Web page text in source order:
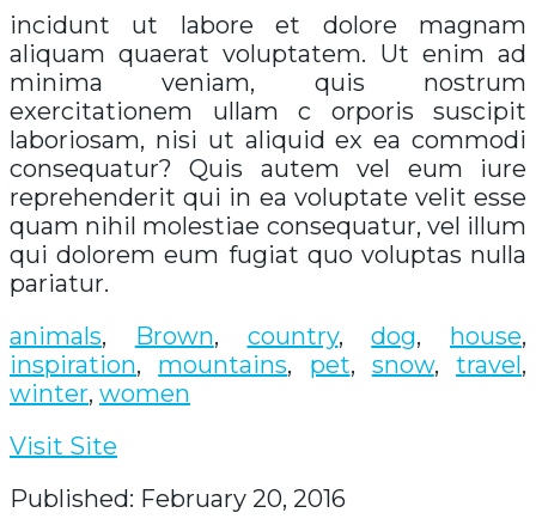
incidunt ut labore et dolore magnam
aliquam quaerat voluptatem. Ut enim ad
minima veniam, quis nostrum
exercitationem ullam c orporis suscipit
laboriosam, nisi ut aliquid ex ea commodi
consequatur? Quis autem vel eum iure
reprehenderit qui in ea voluptate velit esse
quam nihil molestiae consequatur, vel illum
qui dolorem eum fugiat quo voluptas nulla
pariatur.
animals, Brown, country,dog, house,
inspiration, mountains, pet, snow, travel,
winter, women
Visit Site
Published: February 20, 2016